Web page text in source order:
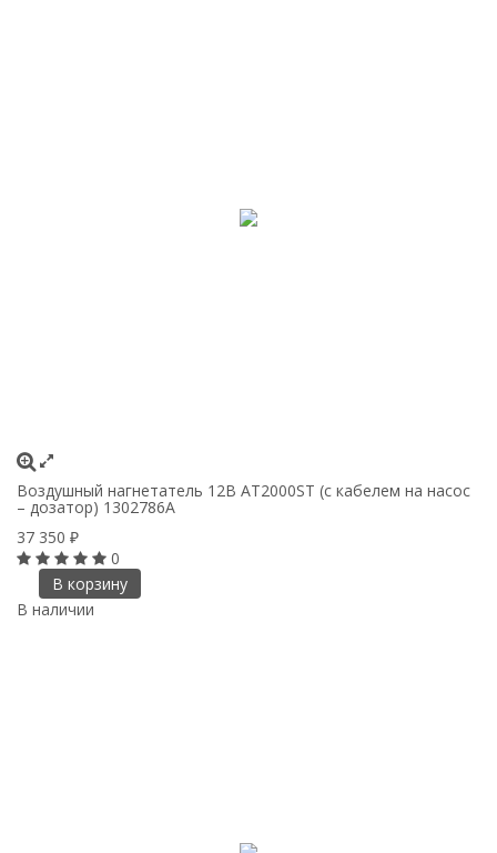
Воздушный нагнетатель 12В AT2000ST (с кабелем на насос
– дозатор) 1302786A
37 350 ₽
0
В корзину
В наличии